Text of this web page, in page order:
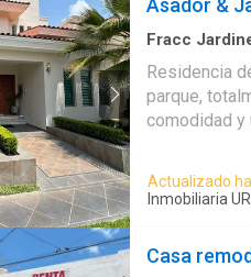
Asador &
Fracc
con
infantil·
Circuito
Recámara
Terraza
Residencia
parque,
comodidad y
frente a
diseñada
un
residencia
Actualizado
Inmobiliaria
Casa